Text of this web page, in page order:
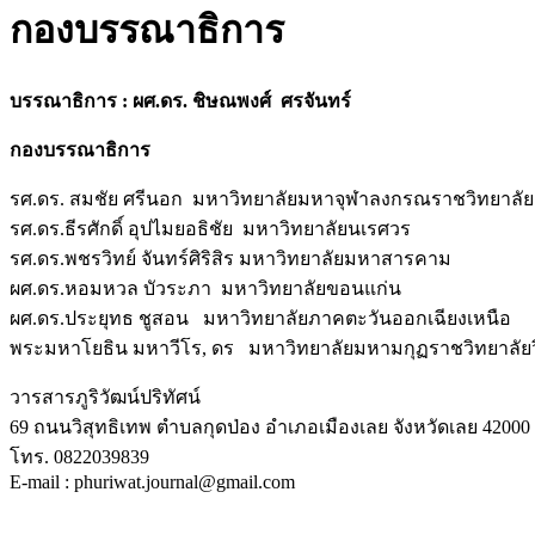
กองบรรณาธิการ
บรรณาธิการ : ผศ.ดร. ชิษณพงศ์ ศรจันทร์
กองบรรณาธิการ
รศ.ดร. สมชัย ศรีนอก มหาวิทยาลัยมหาจุฬาลงกรณราชวิทยาลัย
รศ.ดร.ธีรศักดิ์ อุปไมยอธิชัย มหาวิทยาลัยนเรศวร
รศ.ดร.พชรวิทย์ จันทร์ศิริสิร มหาวิทยาลัยมหาสารคาม
ผศ.ดร.หอมหวล บัวระภา มหาวิทยาลัยขอนแก่น
ผศ.ดร.ประยุทธ ชูสอน มหาวิทยาลัยภาคตะวันออกเฉียงเหนือ
พระมหาโยธิน มหาวีโร, ดร มหาวิทยาลัยมหามกุฏราชวิทยาลัย
วารสารภูริวัฒน์ปริทัศน์
69 ถนนวิสุทธิเทพ ตำบลกุดป่อง อำเภอเมืองเลย จังหวัดเลย 42000
โทร. 0822039839
E-mail : phuriwat.journal@gmail.com